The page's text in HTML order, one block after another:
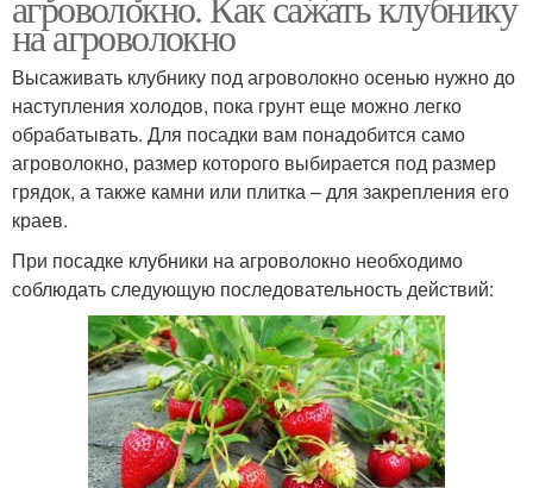
на агроволокно
Высаживать клубнику под агроволокно осенью нужно до
наступления холодов, пока грунт еще можно легко
обрабатывать. Для посадки вам понадобится само
агроволокно, размер которого выбирается под размер
грядок, а также камни или плитка – для закрепления его
краев.
При посадке клубники на агроволокно необходимо
соблюдать следующую последовательность действий: